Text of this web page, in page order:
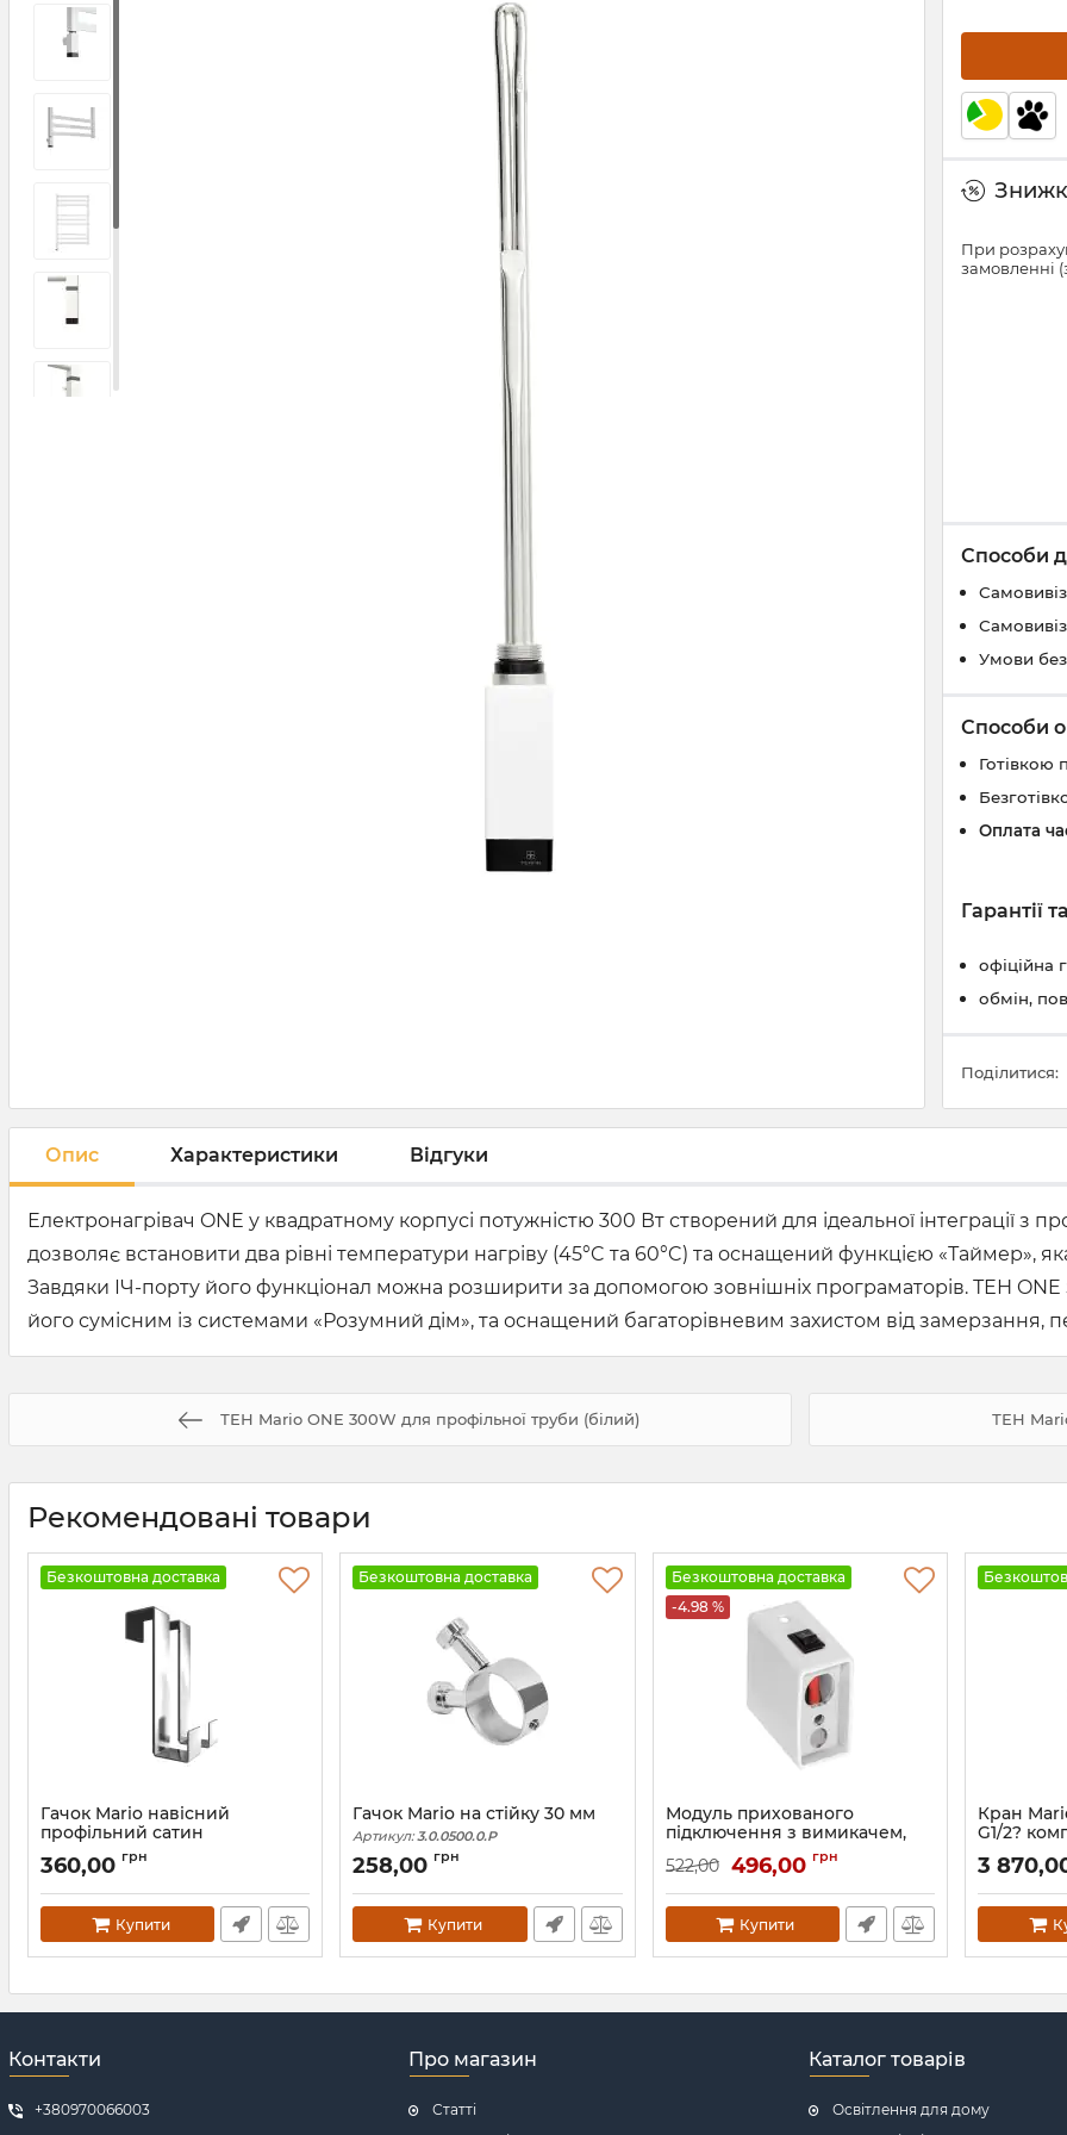
При
замовленні
Способи
Умови
Способи
Готівкою
Оплата
Гарантії
офіційна
обмін,
Поділитися:
Опис Характеристики Відгуки
Електронагрівач ONE у квадратному корпусі потужністю 300 Вт створений для ідеальної інтеграції з
дозволяє встановити два рівні температури нагріву (45°C та 60°C) та оснащений функцією «Таймер»,
Завдяки ІЧ-порту його функціонал можна розширити за допомогою зовнішніх програматорів. ТЕН
його сумісним із системами «Розумний дім», та оснащений багаторівневим захистом від замерзання,
ТЕН Mario ONE 300W для профільної труби (білий) ТЕН
Рекомендовані товари
Безкоштовна доставка
Гачок Mario навісний
профільний сатин
Артикул:9.026.046207.S
360,00 грн
Купити
Безкоштовна доставка
Гачок Mario на стійку 30 мм
Артикул:3.0.0500.0.P
258,00 грн
Купити
Безкоштовна доставка
-4.98 %
Модуль прихованого
підключення з вимикачем,
Артикул: 73207635
522,00 496,00 грн
Купити
Кран
G1/2?
Артикул:
3
Контакти
+380970066003
Про магазин
Статті
Каталог товарів
Освітлення для дому